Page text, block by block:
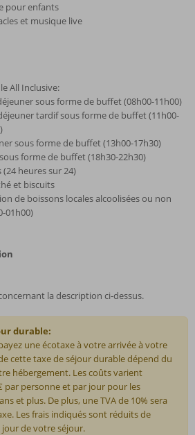
pour enfants
et musique live
All Inclusive:
sous forme de buffet (08h00-11h00)
tardif sous forme de buffet (11h00-
sous forme de buffet (13h00-17h30)
forme de buffet (18h30-22h30)
(24 heures sur 24)
et biscuits
de boissons locales alcoolisées ou non
01h00)
la description ci-dessus.
durable:
une écotaxe à votre arrivée à votre
cette taxe de séjour durable dépend du
hébergement. Les coûts varient
par personne et par jour pour les
et plus. De plus, une TVA de 10% sera
Les frais indiqués sont réduits de
de votre séjour.